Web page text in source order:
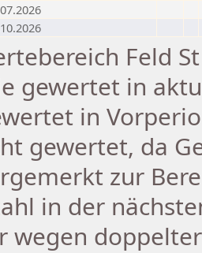
Feld
gewertet in
in
gewertet, da
zur
in der
wegen